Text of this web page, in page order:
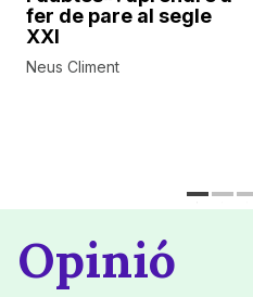
fer de pare al segle
XXI
Neus Climent
Opinió